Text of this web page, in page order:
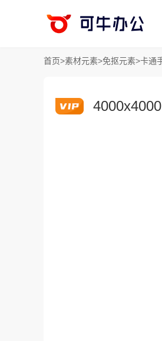
首页>素材元素>免抠元素>卡通